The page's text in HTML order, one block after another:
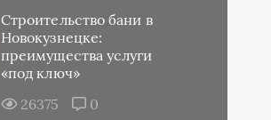
Строительство бани в
Новокузнецке:
преимущества услуги
«под ключ»
26375
0